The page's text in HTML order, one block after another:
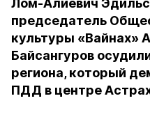
Лом-Алиевич
председатель
культуры «Вайнах»
Байсангуров
региона, который
ПДД в центре